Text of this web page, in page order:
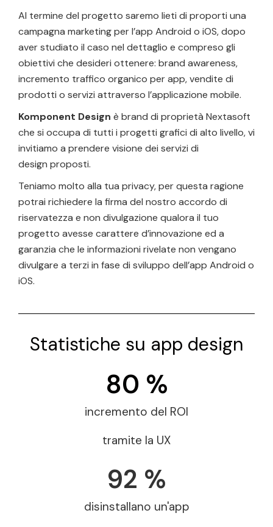
Al termine del progetto saremo lieti di proporti una
campagna marketing per l’app Android o iOS, dopo
aver studiato il caso nel dettaglio e compreso gli
obiettivi che desideri ottenere: brand awareness,
incremento traffico organico per app, vendite di
prodotti o servizi attraverso l’applicazione mobile.
Komponent Design è brand di proprietà Nextasoft
che si occupa di tutti i progetti grafici di alto livello, vi
invitiamo a prendere visione dei servizi di
design proposti.
Teniamo molto alla tua privacy, per questa ragione
potrai richiedere la firma del nostro accordo di
riservatezza e non divulgazione qualora il tuo
progetto avesse carattere d’innovazione ed a
garanzia che le informazioni rivelate non vengano
divulgare a terzi in fase di sviluppo dell’app Android o
iOS.
Statistiche su app design
80 %
incremento del ROI
tramite la UX
92 %
disinstallano un'app